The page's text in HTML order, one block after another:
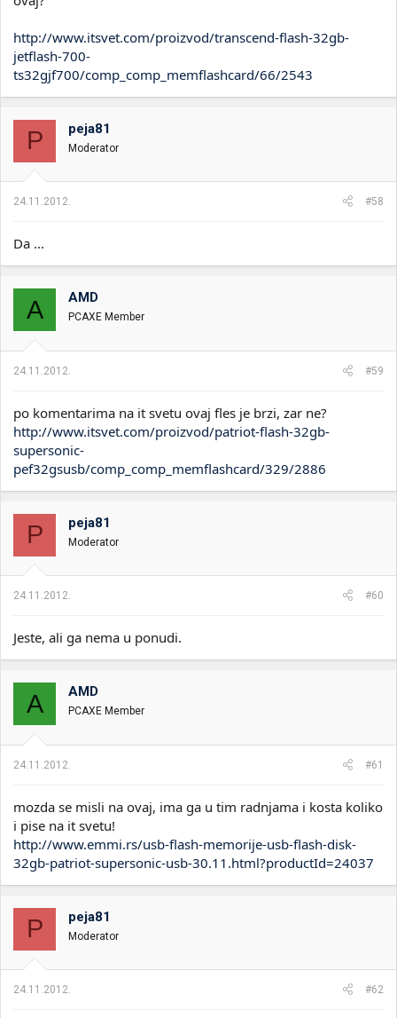
http://www.itsvet.com/proizvod/transcend-flash-32gb-
jetflash-700-
ts32gjf700/comp_comp_memflashcard/66/2543
P peja81
Moderator
24.11.2012. #58
Da ...
A AMD
PCAXE Member
24.11.2012. #59
po komentarima na it svetu ovaj fles je brzi, zar ne?
http://www.itsvet.com/proizvod/patriot-flash-32gb-
supersonic-
pef32gsusb/comp_comp_memflashcard/329/2886
P peja81
Moderator
24.11.2012. #60
Jeste, ali ga nema u ponudi.
A AMD
PCAXE Member
24.11.2012. #61
mozda se misli na ovaj, ima ga u tim radnjama i kosta koliko
i pise na it svetu!
http://www.emmi.rs/usb-flash-memorije-usb-flash-disk-
32gb-patriot-supersonic-usb-30.11.html?productId=24037
P peja81
Moderator
24.11.2012. #62